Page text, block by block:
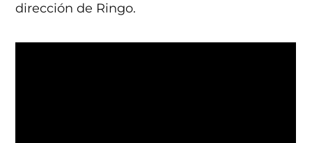
dirección de Ringo.